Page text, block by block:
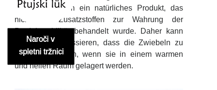
handelt sich um ein natürliches Produkt, das
nicht mit Zusatzstoffen zur Wahrung der
Produktstabilität behandelt wurde. Daher kann
es durchaus passieren, dass die Zwiebeln zu
keimen beginnen, wenn sie in einem warmen
und hellen Raum gelagert werden.